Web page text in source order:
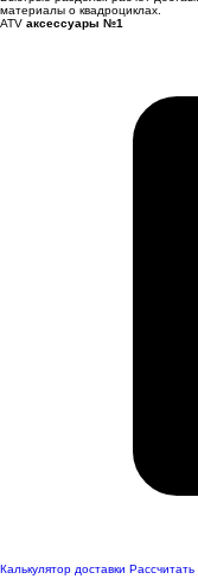
материалы о квадроциклах.
ATV аксессуары №1
Калькулятор доставки